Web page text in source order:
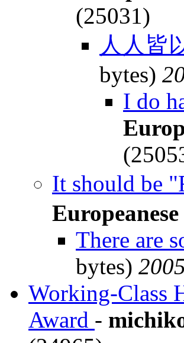
(25031)
人人皆
bytes)
I do
It should be
Europeanese
There are
bytes)
Working-Class
Award -